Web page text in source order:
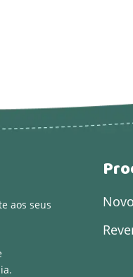
aos seus